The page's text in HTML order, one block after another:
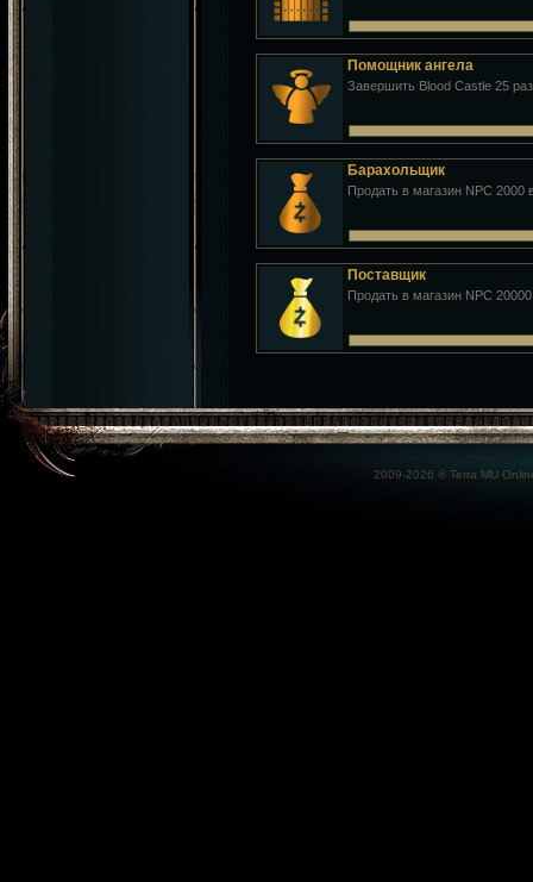
Помощник ангела
Завершить Blood Castle 25 раз
Барахольщик
Продать в магазин NPC 2000
Поставщик
Продать в магазин NPC
2009-2026 © Terra MU